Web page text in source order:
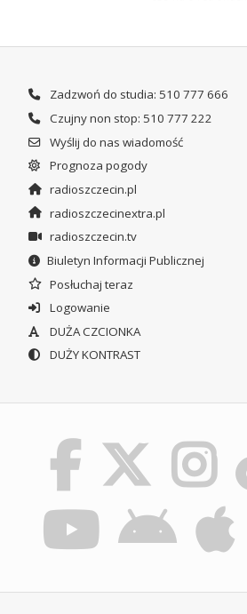
Zadzwoń do studia: 510 777 666
Czujny non stop: 510 777 222
Wyślij do nas wiadomość
Prognoza pogody
radioszczecin.pl
radioszczecinextra.pl
radioszczecin.tv
Biuletyn Informacji Publicznej
Posłuchaj teraz
Logowanie
DUŻA CZCIONKA
DUŻY KONTRAST